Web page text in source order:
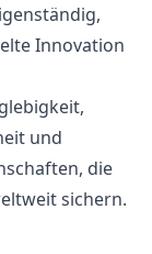
Innovation
und
die
sichern.